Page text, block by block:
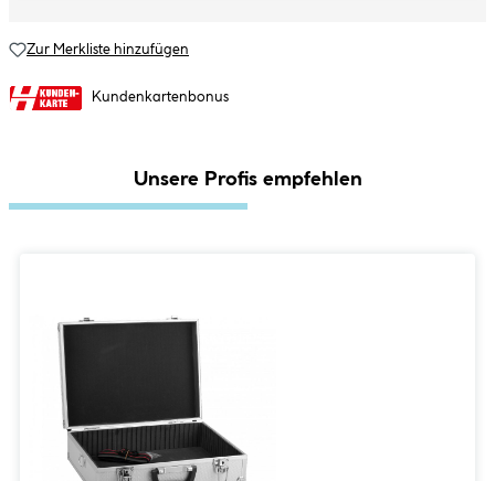
Zur Merkliste hinzufügen
Kundenkartenbonus
Unsere Profis empfehlen